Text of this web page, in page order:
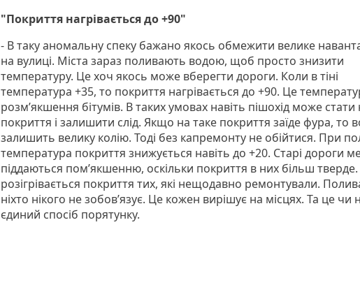
"Покриття нагрівається до +90"
- В таку аномальну спеку бажано якось обмежити велике
на вулиці. Міста зараз поливають водою, щоб просто знизити
температуру. Це хоч якось може вберегти дороги. Коли в тіні
температура +35, то покриття нагрівається до +90. Це
розм’якшення бітумів. В таких умовах навіть пішохід може стати
покриття і залишити слід. Якщо на таке покриття заїде фура, то
залишить велику колію. Тоді без капремонту не обійтися. При
температура покриття знижується навіть до +20. Старі дороги
піддаються пом’якшенню, оскільки покриття в них більш
розігрівається покриття тих, які нещодавно ремонтували.
ніхто нікого не зобов’язує. Це кожен вирішує на місцях. Та це чи
єдиний спосіб порятунку.